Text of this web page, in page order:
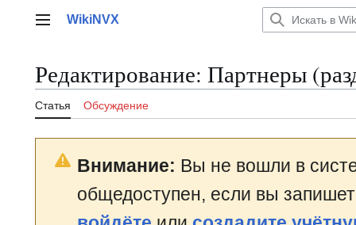
Главное меню
WikiNVX
Редактирование: Партнеры
Статья Обсуждение
Внимание: Вы не вошли в
общедоступен, если вы